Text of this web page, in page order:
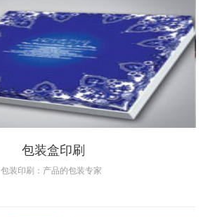
包装盒印刷
包装印刷：产品的包装专家